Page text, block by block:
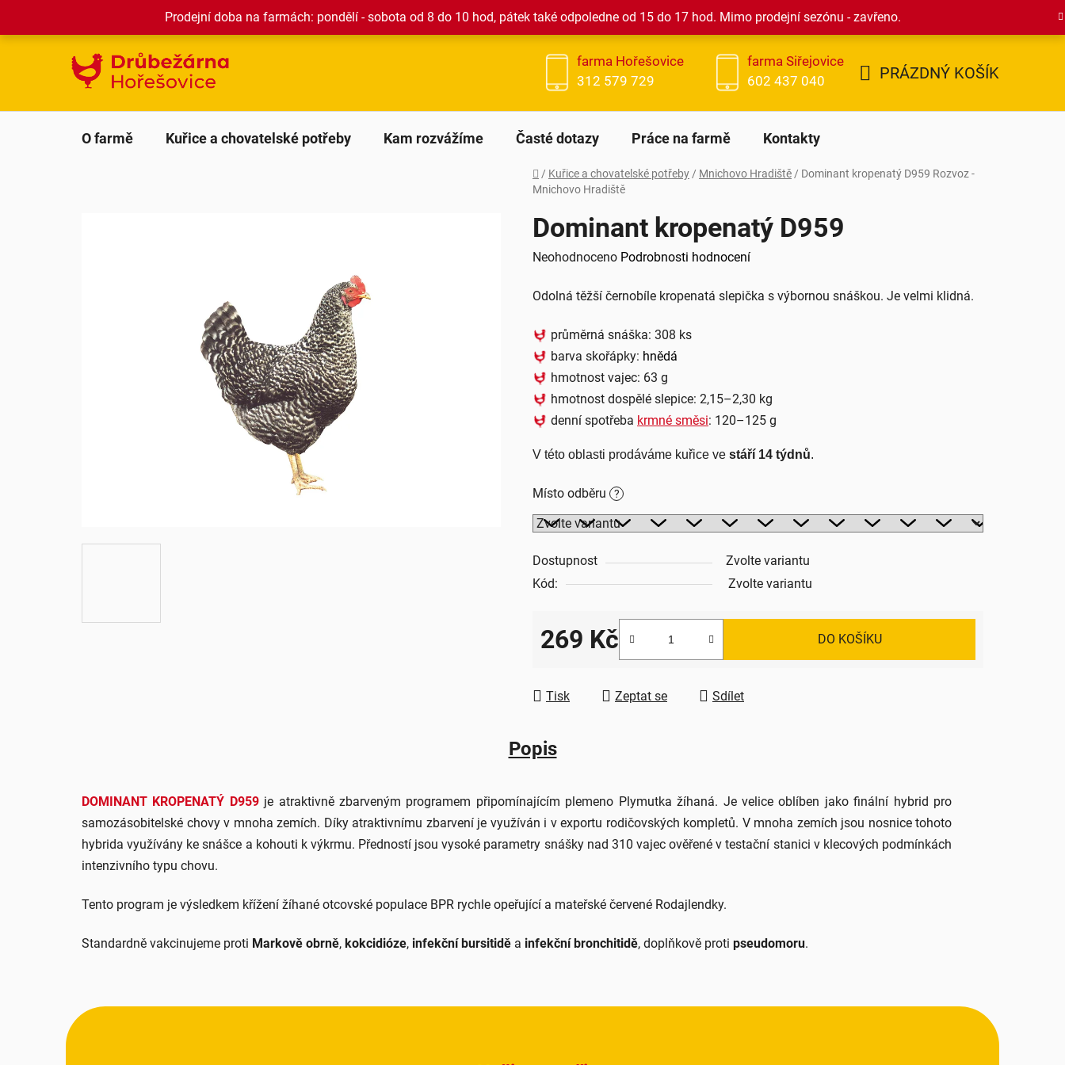
obsah
Prodejní doba na farmách: pondělí - sobota od 8 do 10 hod, pátek také odpoledne od 15 do 17 hod. Mimo prodejní sezónu - zavřeno.
PRÁZDNÝ KOŠÍK
farma Hořešovice
312 579 729
farma Siřejovice
602 437 040
O farmě Kuřice a chovatelské potřeby Kam rozvážíme Časté dotazy Práce na farmě Kontakty
Domů
/ Kuřice a chovatelské potřeby / Mnichovo Hradiště / Dominant kropenatý D959 Rozvoz -
Mnichovo Hradiště
Dominant kropenatý D959
Průměrné
produktu
0,0
z
5
hvězdiček.
Neohodnoceno Podrobnosti hodnocení
Odolná těžší černobíle kropenatá slepička s výbornou snáškou. Je velmi klidná.
průměrná snáška: 308 ks
barva skořápky: hnědá
hmotnost vajec: 63 g
hmotnost dospělé slepice: 2,15–2,30 kg
denní spotřeba krmné směsi: 120–125 g
V této oblasti prodáváme kuřice ve stáří 14 týdnů.
Místo odběru ?
Dostupnost
Zvolte variantu
Kód:
Zvolte variantu
269 Kč DO KOŠÍKU
Tisk Zeptat se Sdílet
Popis
DOMINANT KROPENATÝ D959je atraktivně zbarveným programem připomínajícím plemeno Plymutka žíhaná. Je velice oblíben jako finální hybrid pro
samozásobitelské chovy v mnoha zemích. Díky atraktivnímu zbarvení je využíván i v exportu rodičovských kompletů. V mnoha zemích jsou nosnice tohoto
hybrida využívány ke snášce a kohouti k výkrmu. Předností jsou vysoké parametry snášky nad 310 vajec ověřené v testační stanici v klecových podmínkách
intenzivního typu chovu.
Tento program je výsledkem křížení žíhané otcovské populace BPR rychle opeřující a mateřské červené Rodajlendky.
Standardně vakcinujeme proti Markově obrně, kokcidióze, infekční bursitidě a infekční bronchitidě, doplňkově proti pseudomoru.